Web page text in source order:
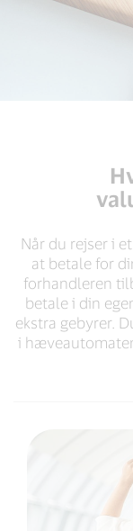
Når du rejser i
at betale for
forhandleren
betale i din
ekstra gebyrer.
i